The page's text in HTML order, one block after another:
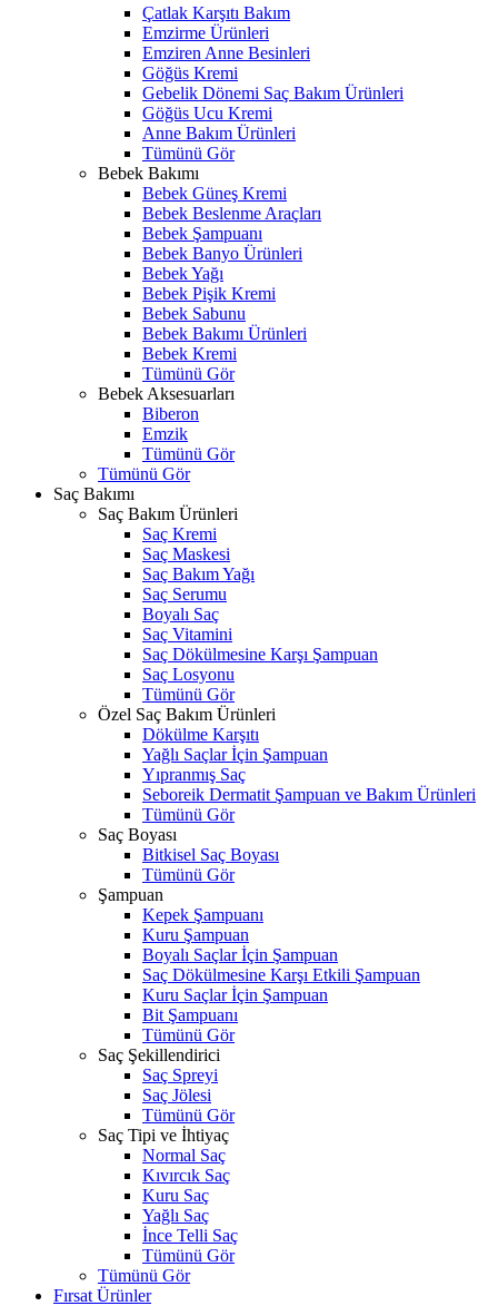
Çatlak Karşıtı Bakım
Emzirme Ürünleri
Emziren Anne Besinleri
Göğüs Kremi
Gebelik Dönemi Saç Bakım Ürünleri
Göğüs Ucu Kremi
Anne Bakım Ürünleri
Tümünü Gör
Bebek Bakımı
Bebek Güneş Kremi
Bebek Beslenme Araçları
Bebek Şampuanı
Bebek Banyo Ürünleri
Bebek Yağı
Bebek Pişik Kremi
Bebek Sabunu
Bebek Bakımı Ürünleri
Bebek Kremi
Tümünü Gör
Bebek Aksesuarları
Biberon
Emzik
Tümünü Gör
Tümünü Gör
Saç Bakımı
Saç Bakım Ürünleri
Saç Kremi
Saç Maskesi
Saç Bakım Yağı
Saç Serumu
Boyalı Saç
Saç Vitamini
Saç Dökülmesine Karşı Şampuan
Saç Losyonu
Tümünü Gör
Özel Saç Bakım Ürünleri
Dökülme Karşıtı
Yağlı Saçlar İçin Şampuan
Yıpranmış Saç
Seboreik Dermatit Şampuan ve Bakım Ürünleri
Tümünü Gör
Saç Boyası
Bitkisel Saç Boyası
Tümünü Gör
Şampuan
Kepek Şampuanı
Kuru Şampuan
Boyalı Saçlar İçin Şampuan
Saç Dökülmesine Karşı Etkili Şampuan
Kuru Saçlar İçin Şampuan
Bit Şampuanı
Tümünü Gör
Saç Şekillendirici
Saç Spreyi
Saç Jölesi
Tümünü Gör
Saç Tipi ve İhtiyaç
Normal Saç
Kıvırcık Saç
Kuru Saç
Yağlı Saç
İnce Telli Saç
Tümünü Gör
Tümünü Gör
Fırsat Ürünler